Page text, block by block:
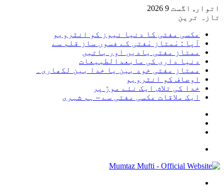
اتوار, اگست 9 2026
تازہ ترین
عکسی مفتی کا دنیا نیوز کو انٹرویو
آپا : مْمتاز مْفتی کے فسوں ساز قلم سے
ممتاز مفتی یادیں اور باتیں
دنیا داری کی مابعدالطبیعات
ممتاز مفتی خود بین یا خدا بین لکھاری۔
اوصاف کو انٹرویو
خدا کی تلاش ایک نئے موڑ پر
ایک ملاقات عکسی مفتی سے – ہم شہری